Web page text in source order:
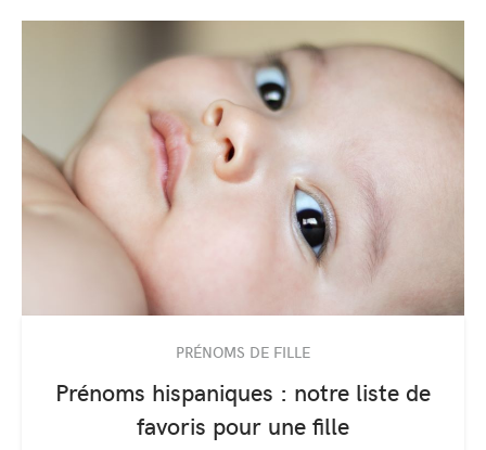
PRÉNOMS DE FILLE
Prénoms hispaniques : notre liste de
favoris pour une fille